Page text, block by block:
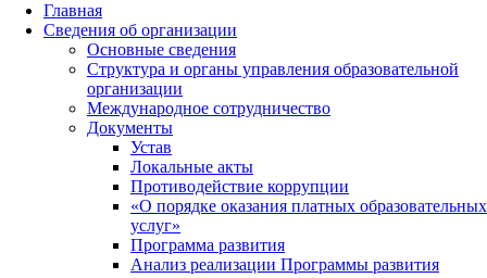
Главная
Сведения об организации
Основные сведения
Структура и органы управления образовательной
организации
Международное сотрудничество
Документы
Устав
Локальные акты
Противодействие коррупции
«О порядке оказания платных образовательных
услуг»
Программа развития
Анализ реализации Программы развития